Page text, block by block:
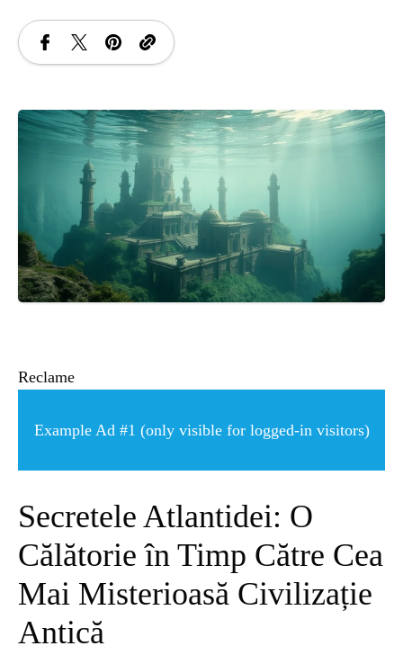
Reclame
Example Ad #1 (only visible for logged-in visitors)
Secretele Atlantidei: O
Călătorie în Timp Către Cea
Mai Misterioasă Civilizație
Antică
INGRIJIRE
ISTORIE
NATURĂ
STIRI
ANIMALE
OAMENI
INSTALEAZ
A
APLICATIA